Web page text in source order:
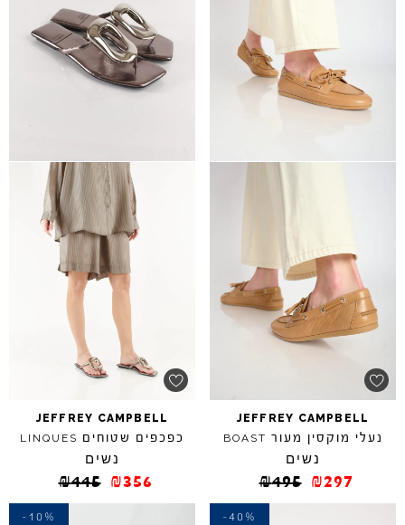
JEFFREY CAMPBELL
נעלי מוקסין מעור BOAST
נשים
₪495 ₪297
JEFFREY CAMPBELL
כפכפים שטוחים LINQUES
נשים
₪445 ₪356
-40%
-10%